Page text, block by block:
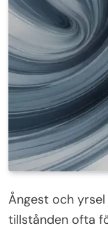
Ångest och
tillstånden ofta